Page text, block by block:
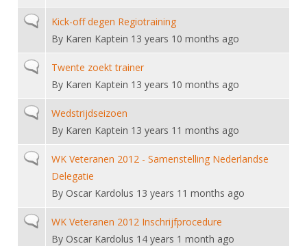
Normal topicKick-off degen Regiotraining
By Karen Kaptein 13 years 10 months ago
Normal topicTwente zoekt trainer
By Karen Kaptein 13 years 10 months ago
Normal topicWedstrijdseizoen
By Karen Kaptein 13 years 11 months ago
Normal topicWK Veteranen 2012 - Samenstelling Nederlandse
Delegatie
By Oscar Kardolus 13 years 11 months ago
Normal topicWK Veteranen 2012 Inschrijfprocedure
By Oscar Kardolus 14 years 1 month ago